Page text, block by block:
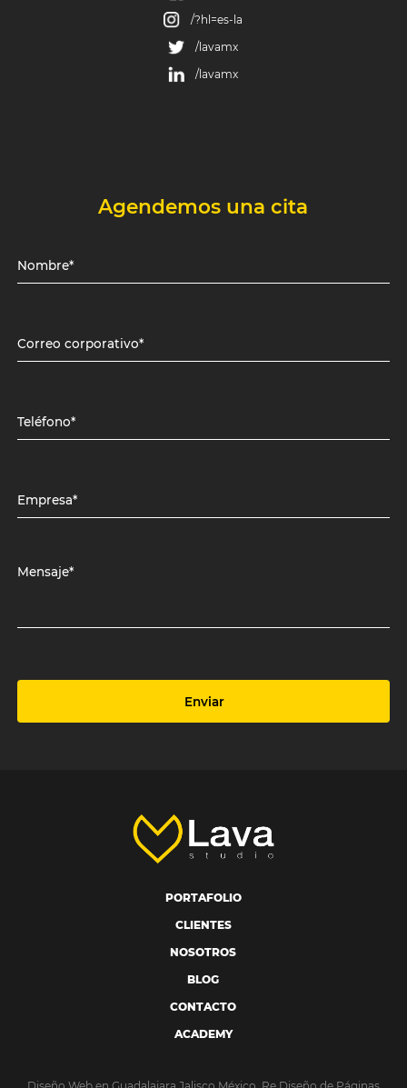
/?hl=es-la
/lavamx
/lavamx
Agendemos una cita
Nombre*
Correo corporativo*
Teléfono*
Empresa*
Mensaje*
Enviar
PORTAFOLIO
CLIENTES
NOSOTROS
BLOG
CONTACTO
ACADEMY